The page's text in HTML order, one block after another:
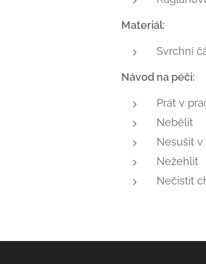
Materiál:
Svrchní
Návod na péči:
Prát v
Nebělit
Nesušit v
Nežehlit
Nečistit